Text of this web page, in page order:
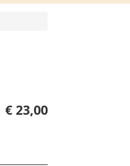
€ 23,00